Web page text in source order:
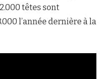
têtes sont
l’année dernière à la